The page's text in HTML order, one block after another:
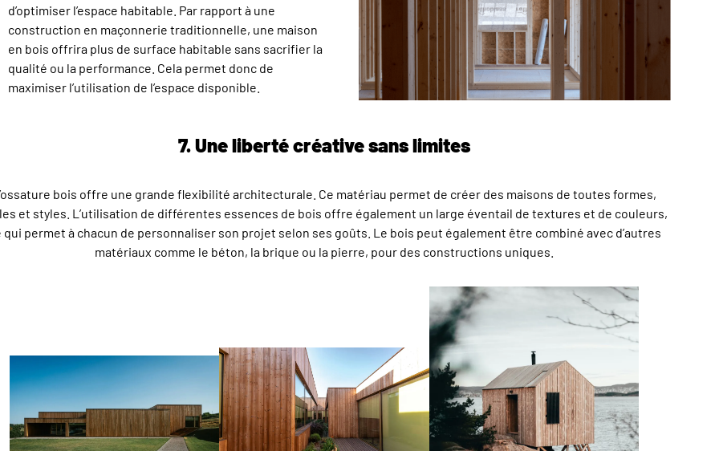
d’optimiser l’espace habitable. Par rapport à une
construction en maçonnerie traditionnelle, une maison
en bois offrira plus de surface habitable sans sacrifier la
qualité ou la performance. Cela permet donc de
maximiser l’utilisation de l’espace disponible.
7. Une liberté créative sans limites
bois offre une grande flexibilité architecturale. Ce matériau permet de créer des maisons de toutes formes,
et styles. L’utilisation de différentes essences de bois offre également un large éventail de textures et de couleurs,
qui permet à chacun de personnaliser son projet selon ses goûts. Le bois peut également être combiné avec d’autres
matériaux comme le béton, la brique ou la pierre, pour des constructions uniques.